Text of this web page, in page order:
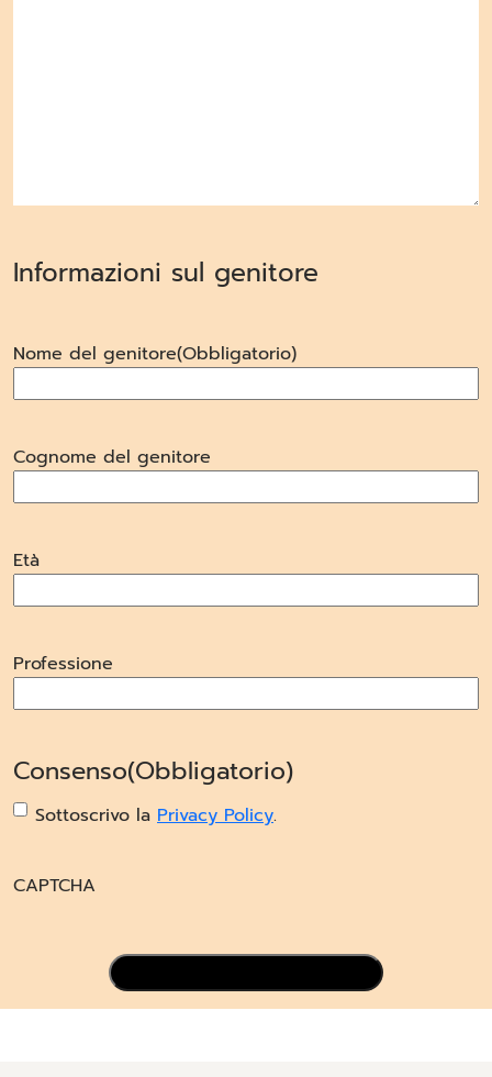
Informazioni sul genitore
Nome del genitore(Obbligatorio)
Cognome del genitore
Età
Professione
Consenso(Obbligatorio)
Sottoscrivo la Privacy Policy.
CAPTCHA